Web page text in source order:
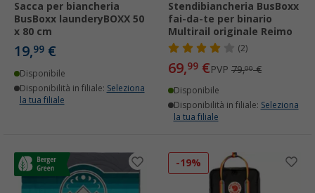
Sacca per biancheria
BusBoxx launderyBOXX 50
x 80 cm
19,99 €
Disponibile
Disponibilità in filiale: Seleziona
la tua filiale
Stendibiancheria BusBoxx
fai-da-te per binario
Multirail originale Reimo
(2)
69,99 €PVP 79,00€
Disponibile
Disponibilità in filiale: Seleziona
la tua filiale
-19%